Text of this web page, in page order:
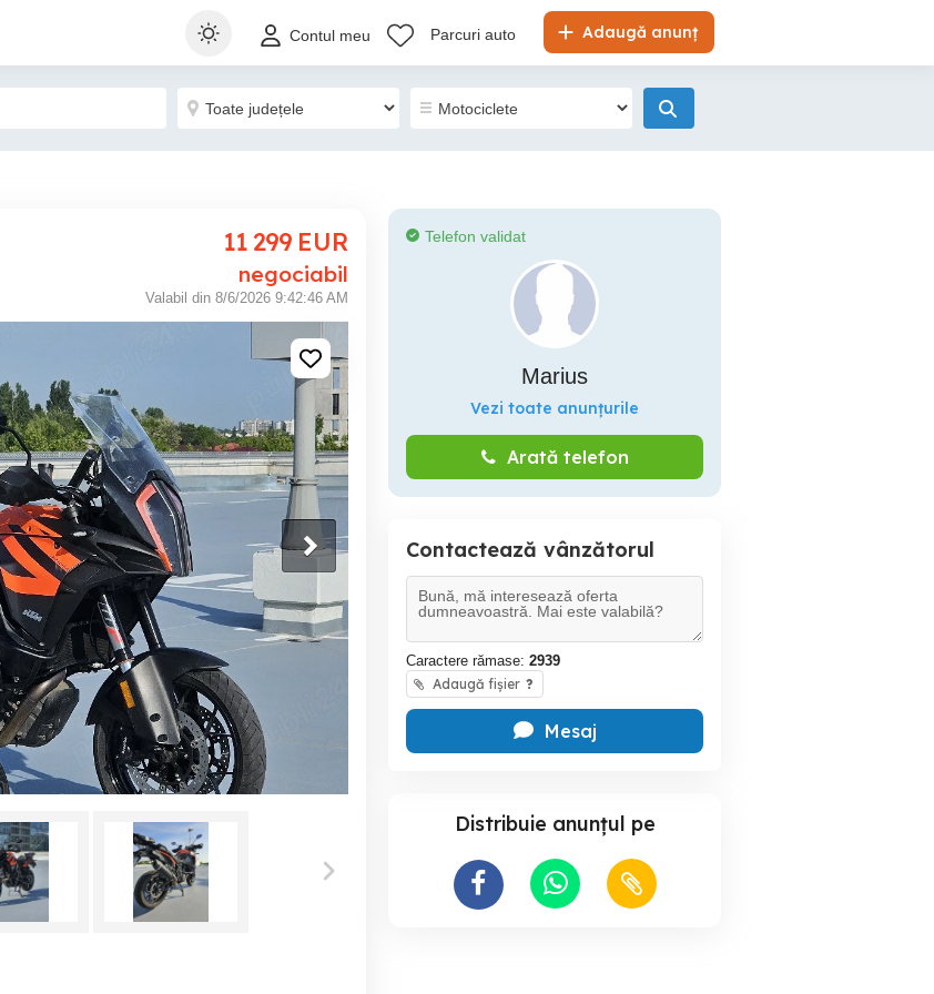
Adaugă anunț
Contul meu Parcuri auto
11 299 EUR
negociabil
Valabil din 8/6/2026 9:42:46 AM
Telefon validat
Marius
Vezi toate anunțurile
Arată telefon
Contactează vânzătorul
Caractere rămase: 2939
Adaugă fișier ?
Mesaj
Distribuie anunțul pe